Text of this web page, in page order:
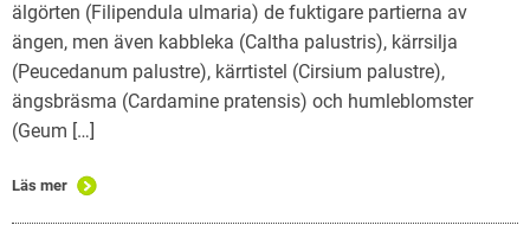
älgörten (Filipendula ulmaria) de fuktigare partierna av
ängen, men även kabbleka (Caltha palustris), kärrsilja
(Peucedanum palustre), kärrtistel (Cirsium palustre),
ängsbräsma (Cardamine pratensis) och humleblomster
(Geum […]
Läs mer